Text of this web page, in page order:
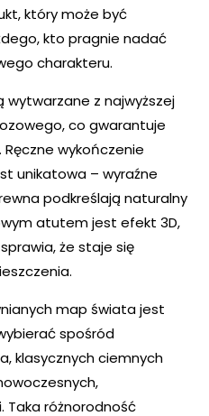
który może być
kto pragnie nadać
charakteru.
z najwyższej
co gwarantuje
wykończenie
unikatowa – wyraźne
podkreślają naturalny
atutem jest efekt 3D,
że staje się
map świata jest
spośród
klasycznych ciemnych
Taka różnorodność